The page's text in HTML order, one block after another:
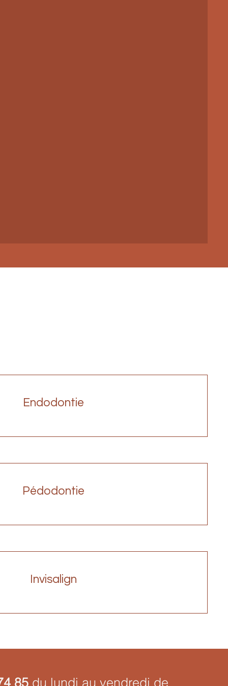
Endodontie
Pédodontie
Invisalign
85du lundi au vendredi de